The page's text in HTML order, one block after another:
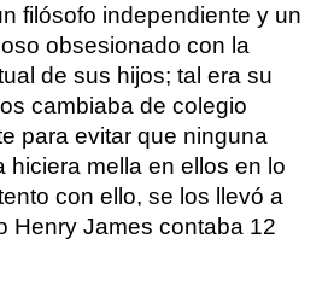
filósofo independiente y un
obsesionado con la
de sus hijos; tal era su
cambiaba de colegio
para evitar que ninguna
hiciera mella en ellos en lo
con ello, se los llevó a
Henry James contaba 12